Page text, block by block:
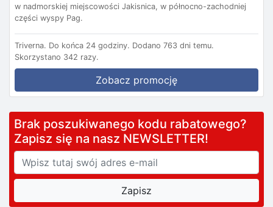
w nadmorskiej miejscowości Jakisnica, w północno-zachodniej
części wyspy Pag.
Triverna. Do końca 24 godziny. Dodano 763 dni temu.
Skorzystano 342 razy.
Zobacz promocję
Brak poszukiwanego kodu rabatowego?
Zapisz się na nasz NEWSLETTER!